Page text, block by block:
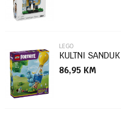
POŠALJI
LEGO
KULTNI
86,95 KM